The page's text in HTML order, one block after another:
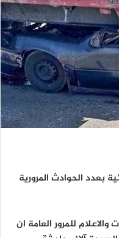
بعدد الحوادث المرورية
للمرور العامة ان